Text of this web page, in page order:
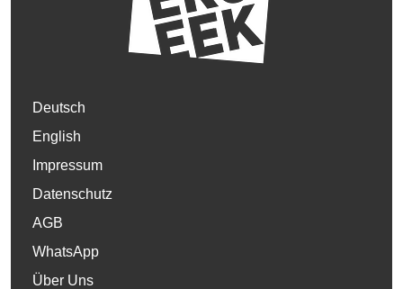
Deutsch
English
Impressum
Datenschutz
AGB
WhatsApp
Über Uns